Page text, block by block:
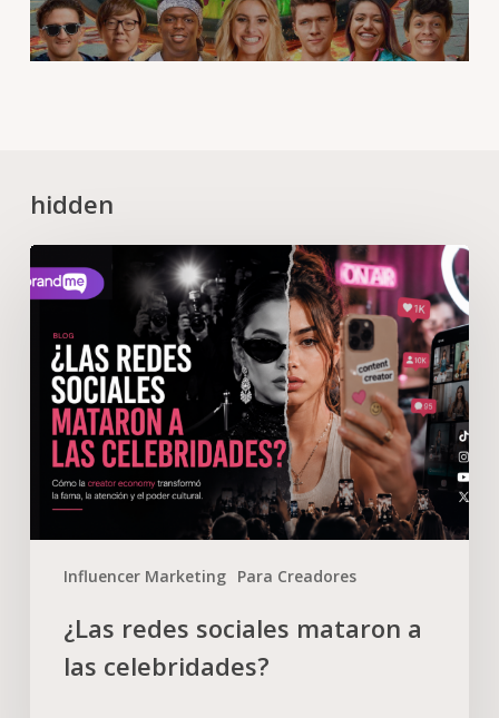
hidden
Influencer Marketing Para Creadores
¿Las redes sociales mataron a
las celebridades?